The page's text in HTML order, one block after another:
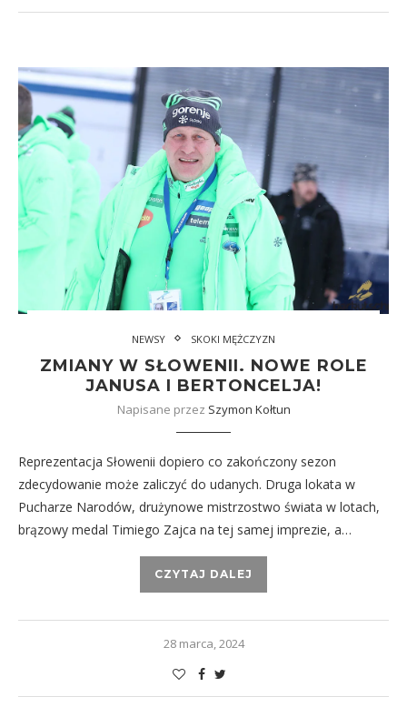
NEWSY SKOKI MĘŻCZYZN
ZMIANY W SŁOWENII. NOWE ROLE
JANUSA I BERTONCELJA!
Napisane przez Szymon Kołtun
Reprezentacja Słowenii dopiero co zakończony sezon
zdecydowanie może zaliczyć do udanych. Druga lokata w
Pucharze Narodów, drużynowe mistrzostwo świata w lotach,
brązowy medal Timiego Zajca na tej samej imprezie, a…
CZYTAJ DALEJ
28 marca, 2024